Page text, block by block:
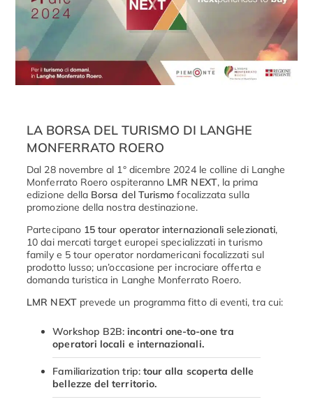
LA BORSA DEL TURISMO DI LANGHE
MONFERRATO ROERO
Dal 28 novembre al 1° dicembre 2024 le colline di Langhe
Monferrato Roero ospiteranno LMR NEXT, la prima
edizione della Borsa del Turismofocalizzata sulla
promozione della nostra destinazione.
Partecipano 15 tour operator internazionali selezionati,
10 dai mercati target europei specializzati in turismo
family e 5 tour operator nordamericani focalizzati sul
prodotto lusso; un’occasione per incrociare offerta e
domanda turistica in Langhe Monferrato Roero.
LMR NEXTprevede un programma fitto di eventi, tra cui:
Workshop B2B: incontri one-to-one tra
operatori locali e internazionali.
Familiarization trip:tour alla scoperta delle
bellezze del territorio.